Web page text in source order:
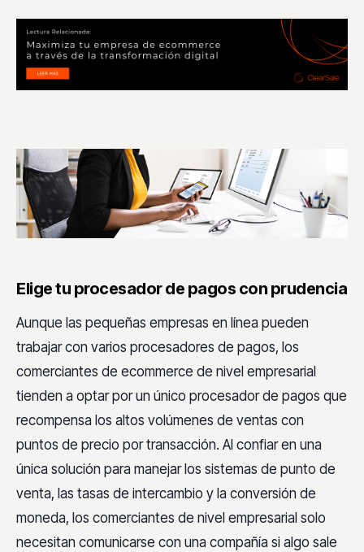
Elige tu procesador de pagos con prudencia
Aunque las pequeñas empresas en línea pueden
trabajar con varios procesadores de pagos, los
comerciantes de ecommerce de nivel empresarial
tienden a optar por un único procesador de pagos que
recompensa los altos volúmenes de ventas con
puntos de precio por transacción. Al confiar en una
única solución para manejar los sistemas de punto de
venta, las tasas de intercambio y la conversión de
moneda, los comerciantes de nivel empresarial solo
necesitan comunicarse con una compañía si algo sale